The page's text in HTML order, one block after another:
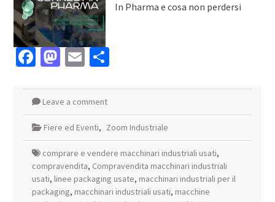
In Pharma e cosa non perdersi
Facebook
Mastodon
EmailCondividi
Leave a comment
Fiere ed Eventi, Zoom Industriale
comprare e vendere macchinari industriali usati,
compravendita, Compravendita macchinari industriali
usati, linee packaging usate, macchinari industriali per il
packaging, macchinari industriali usati, macchine